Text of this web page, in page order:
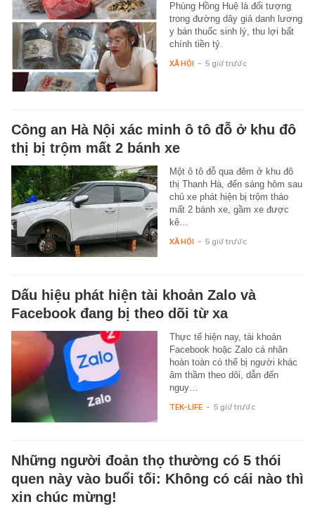
Phùng Hồng Huệ là đối tượng
trong đường dây giả danh lương
y bán thuốc sinh lý, thu lợi bất
chính tiền tỷ.
XÃ HỘI - 5 giờ trước
Công an Hà Nội xác minh ô tô đỗ ở khu đô
thị bị trộm mất 2 bánh xe
Một ô tô đỗ qua đêm ở khu đô
thị Thanh Hà, đến sáng hôm sau
chủ xe phát hiện bị trộm tháo
mất 2 bánh xe, gầm xe được
kê…
XÃ HỘI - 5 giờ trước
Dấu hiệu phát hiện tài khoản Zalo và
Facebook đang bị theo dõi từ xa
Thực tế hiện nay, tài khoản
Facebook hoặc Zalo cá nhân
hoàn toàn có thể bị người khác
âm thầm theo dõi, dẫn đến
nguy…
TEK-LIFE - 5 giờ trước
Những người đoản thọ thường có 5 thói
quen này vào buổi tối: Không có cái nào thì
xin chúc mừng!